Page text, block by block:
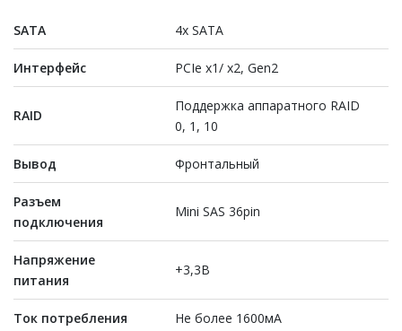
SATA 4x SATA
Интерфейс PCIe x1/ х2, Gen2
RAID
Поддержка аппаратного RAID
0, 1, 10
Вывод Фронтальный
Разъем
подключения
Mini SAS 36pin
Напряжение
питания
+3,3В
Ток потребления Не более 1600мА